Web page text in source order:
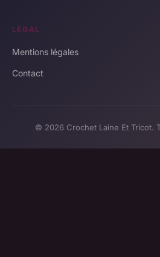
LÉGAL
Mentions légales
Contact
© 2026 Crochet Laine Et Tricot.